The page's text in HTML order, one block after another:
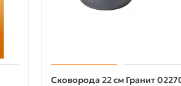
Сковорода 22 см Гранит